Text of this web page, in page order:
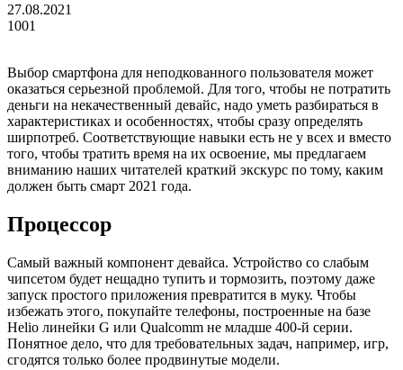
27.08.2021
1001
Выбор смартфона для неподкованного пользователя может
оказаться серьезной проблемой. Для того, чтобы не потратить
деньги на некачественный девайс, надо уметь разбираться в
характеристиках и особенностях, чтобы сразу определять
ширпотреб. Соответствующие навыки есть не у всех и вместо
того, чтобы тратить время на их освоение, мы предлагаем
вниманию наших читателей краткий экскурс по тому, каким
должен быть смарт 2021 года.
Процессор
Самый важный компонент девайса. Устройство со слабым
чипсетом будет нещадно тупить и тормозить, поэтому даже
запуск простого приложения превратится в муку. Чтобы
избежать этого, покупайте телефоны, построенные на базе
Helio линейки G или Qualcomm не младше 400-й серии.
Понятное дело, что для требовательных задач, например, игр,
сгодятся только более продвинутые модели.